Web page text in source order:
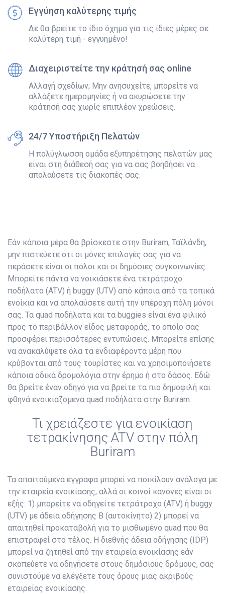
Εγγύηση καλύτερης τιμής
Δε θα βρείτε το ίδιο όχημα για τις ίδιες μέρες σε
καλύτερη τιμή - εγγυημένο!
Διαχειριστείτε την κράτησή σας online
Αλλαγή σχεδίων; Μην ανησυχείτε, μπορείτε να
αλλάξετε ημερομηνίες ή να ακυρώσετε την
κράτησή σας χωρίς επιπλέον χρεώσεις.
24/7 Υποστήριξη Πελατών
Η πολύγλωσση ομάδα εξυπηρέτησης πελατών μας
είναι στη διάθεσή σας για να σας βοηθήσει να
απολαύσετε τις διακοπές σας.
Εάν κάποια μέρα θα βρίσκεστε στην Buriram, Ταϊλάνδη,
μην πιστεύετε ότι οι μόνες επιλογές σας για να
περάσετε είναι οι πόλοι και οι δημόσιες συγκοινωνίες.
Μπορείτε πάντα να νοικιάσετε ένα τετράτροχο
ποδήλατο (ATV) ή buggy (UTV) από κάποια από τα τοπικά
ενοίκια και να απολαύσετε αυτή την υπέροχη πόλη μόνοι
σας. Τα quad ποδήλατα και τα buggies είναι ένα φιλικό
προς το περιβάλλον είδος μεταφοράς, το οποίο σας
προσφέρει περισσότερες εντυπώσεις. Μπορείτε επίσης
να ανακαλύψετε όλα τα ενδιαφέροντα μέρη που
κρύβονται από τους τουρίστες και να χρησιμοποιήσετε
κάποια οδικά δρομολόγια στην έρημο ή στο δάσος. Εδώ
θα βρείτε έναν οδηγό για να βρείτε τα πιο δημοφιλή και
φθηνά ενοικιαζόμενα quad ποδήλατα στην Buriram.
Τι χρειάζεστε για ενοικίαση
τετρακίνησης ATV στην πόλη
Buriram
Τα απαιτούμενα έγγραφα μπορεί να ποικίλουν ανάλογα με
την εταιρεία ενοικίασης, αλλά οι κοινοί κανόνες είναι οι
εξής: 1) μπορείτε να οδηγείτε τετράτροχο (ATV) ή buggy
(UTV) με άδεια οδήγησης B (αυτοκίνητο) 2) μπορεί να
απαιτηθεί προκαταβολή για το μισθωμένο quad που θα
επιστραφεί στο τέλος. Η διεθνής άδεια οδήγησης (IDP)
μπορεί να ζητηθεί από την εταιρεία ενοικίασης εάν
σκοπεύετε να οδηγήσετε στους δημόσιους δρόμους, σας
συνιστούμε να ελέγξετε τους όρους μιας ακριβούς
εταιρείας ενοικίασης.